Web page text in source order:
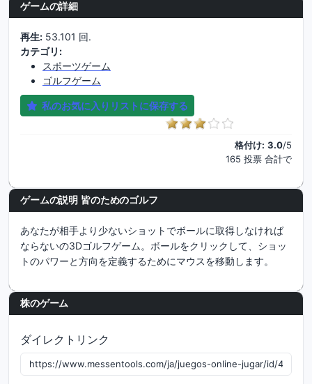
ゲームの詳細
再生: 53.101 回.
カテゴリ:
スポーツゲーム
ゴルフゲーム
私のお気に入りリストに保存する
格付け: 3.0/5
165 投票 合計で
ゲームの説明 皆のためのゴルフ
あなたが相手より少ないショットでボールに取得しなければ
ならないの3Dゴルフゲーム。ボールをクリックして、ショッ
トのパワーと方向を定義するためにマウスを移動します。
株のゲーム
ダイレクトリンク